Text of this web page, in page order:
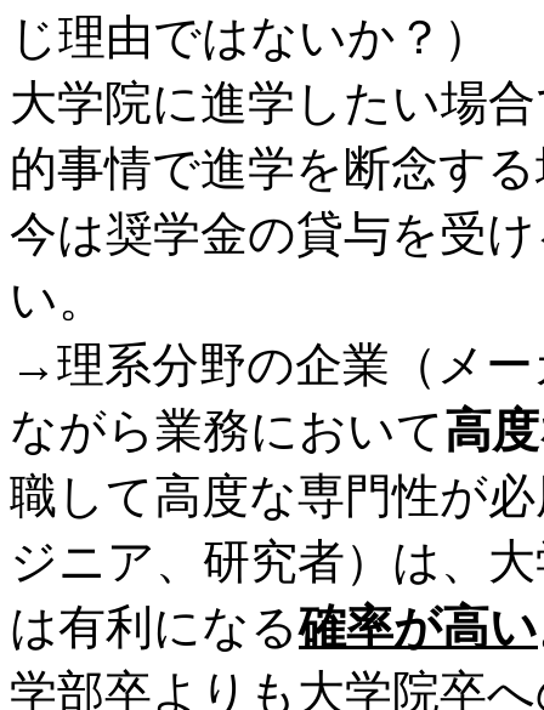
じ理由ではないか？）
大学院に進学したい場
的事情で進学を断念す
今は奨学金の貸与を受
い。
→理系分野の企業（メ
ながら業務において高
職して高度な専門性が
ジニア、研究者）は、
は有利になる確率が高い
学部卒よりも大学院卒